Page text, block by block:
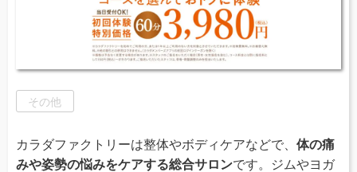
その他
カラダファクトリーは整体やボディケアなどで、 体の痛
みや姿勢の悩みをケアする総合サロンです。ジムやヨガ